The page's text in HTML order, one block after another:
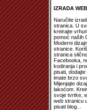
IZRADA
Naručite
stranica. U
kreirajte
pomoć naših
Moderni
stranice.
stranica
Facebooka,
kodiranja i
pisati,
imate brzo
Mijenjajte
lakoćom.
svoje tvrtke,
web stranicu
pisati blog...